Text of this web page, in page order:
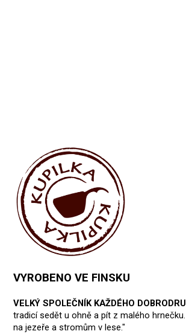
VYROBENO VE FINSKU
VELKÝ SPOLEČNÍK KAŽDÉHO
tradicí sedět u ohně a pít z malého
na jezeře a stromům v lese."